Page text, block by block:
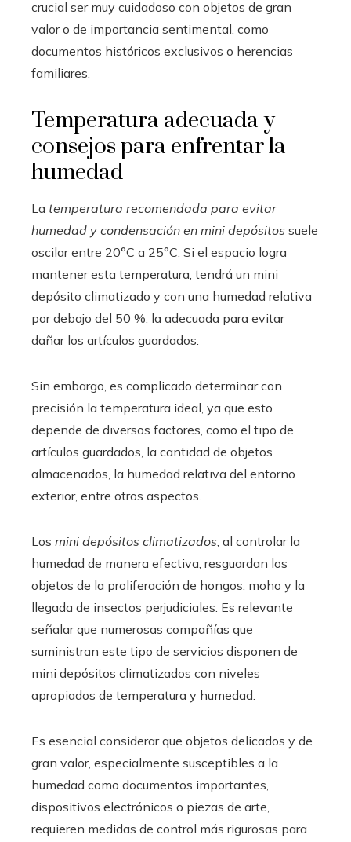
crucial ser muy cuidadoso con objetos de gran
valor o de importancia sentimental, como
documentos históricos exclusivos o herencias
familiares.
Temperatura adecuada y
consejos para enfrentar la
humedad
La temperatura recomendada para evitar
humedad y condensación en mini depósitos suele
oscilar entre 20°C a 25°C. Si el espacio logra
mantener esta temperatura, tendrá un mini
depósito climatizado y con una humedad relativa
por debajo del 50 %, la adecuada para evitar
dañar los artículos guardados.
Sin embargo, es complicado determinar con
precisión la temperatura ideal, ya que esto
depende de diversos factores, como el tipo de
artículos guardados, la cantidad de objetos
almacenados, la humedad relativa del entorno
exterior, entre otros aspectos.
Los mini depósitos climatizados, al controlar la
humedad de manera efectiva, resguardan los
objetos de la proliferación de hongos, moho y la
llegada de insectos perjudiciales. Es relevante
señalar que numerosas compañías que
suministran este tipo de servicios disponen de
mini depósitos climatizados con niveles
apropiados de temperatura y humedad.
Es esencial considerar que objetos delicados y de
gran valor, especialmente susceptibles a la
humedad como documentos importantes,
dispositivos electrónicos o piezas de arte,
requieren medidas de control más rigurosas para